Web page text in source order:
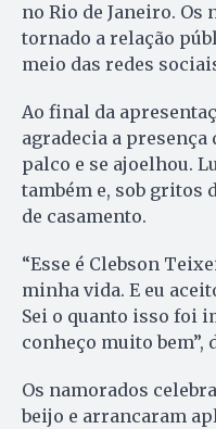
no Rio de Janeiro.
tornado a relação
meio das redes
Ao final da
agradecia a
palco e se ajoelhou.
também e, sob gritos
de casamento.
“Esse é Clebson
minha vida. E eu
Sei o quanto isso foi
conheço muito bem”,
Os namorados
beijo e arrancaram